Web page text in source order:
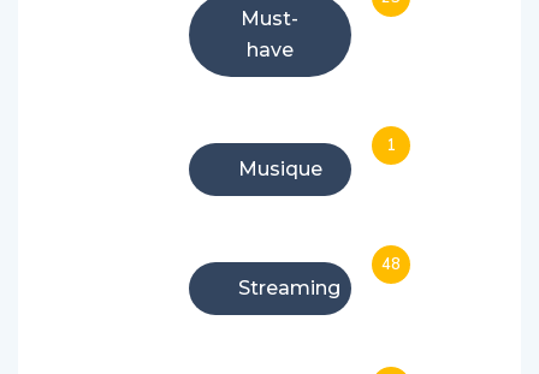
Must-
have
Musique
1
Streaming
48